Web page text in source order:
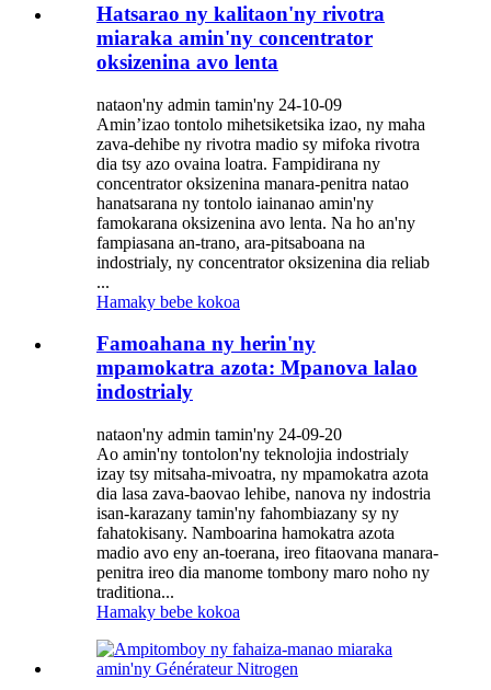
Hatsarao ny kalitaon'ny rivotra
miaraka amin'ny concentrator
oksizenina avo lenta
nataon'ny admin tamin'ny 24-10-09
Amin’izao tontolo mihetsiketsika izao, ny maha
zava-dehibe ny rivotra madio sy mifoka rivotra
dia tsy azo ovaina loatra. Fampidirana ny
concentrator oksizenina manara-penitra natao
hanatsarana ny tontolo iainanao amin'ny
famokarana oksizenina avo lenta. Na ho an'ny
fampiasana an-trano, ara-pitsaboana na
indostrialy, ny concentrator oksizenina dia reliab
...
Hamaky bebe kokoa
Famoahana ny herin'ny
mpamokatra azota: Mpanova lalao
indostrialy
nataon'ny admin tamin'ny 24-09-20
Ao amin'ny tontolon'ny teknolojia indostrialy
izay tsy mitsaha-mivoatra, ny mpamokatra azota
dia lasa zava-baovao lehibe, nanova ny indostria
isan-karazany tamin'ny fahombiazany sy ny
fahatokisany. Namboarina hamokatra azota
madio avo eny an-toerana, ireo fitaovana manara-
penitra ireo dia manome tombony maro noho ny
traditiona...
Hamaky bebe kokoa